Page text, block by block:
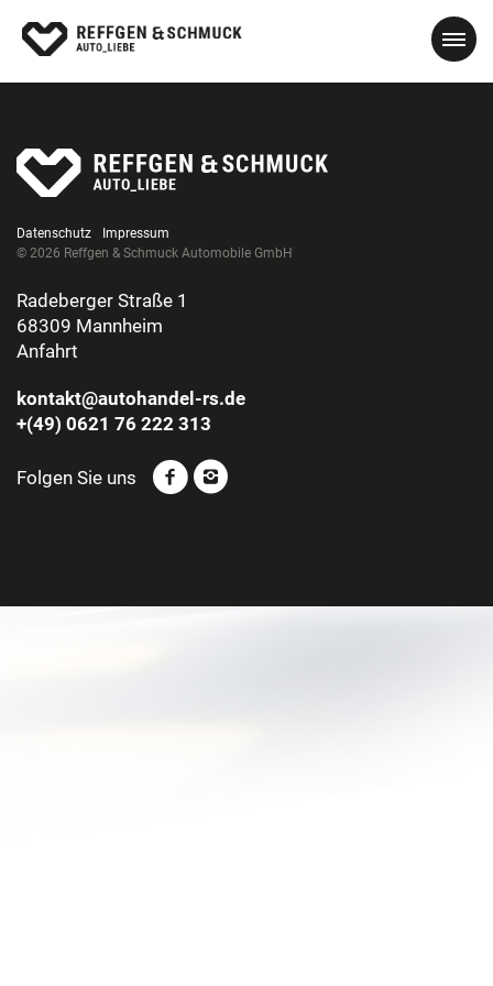
Datenschutz
Impressum
© 2026 Reffgen & Schmuck Automobile GmbH
Radeberger Straße 1
68309 Mannheim
Anfahrt
kontakt@autohandel-rs.de
+(49) 0621 76 222 313
Folgen Sie uns